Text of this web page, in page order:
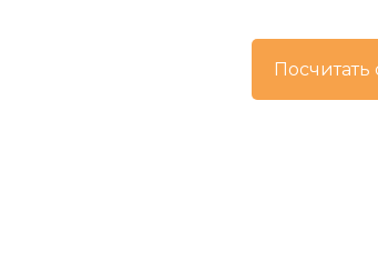
Посчитать